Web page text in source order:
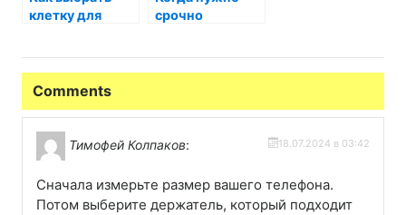
клетку для
срочно
клинику?
Comments
Тимофей Колпаков: 18.07.2024 в 03:42
Сначала измерьте размер вашего телефона.
Потом выберите держатель, который подходит